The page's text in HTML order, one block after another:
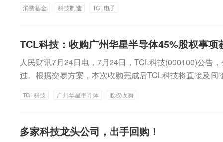
MPG多项目玻璃基板技术平台，围绕先进封装、面板级
更多非显示应用领域。产业化需跨三道关尽管产业热度升
离大规模商业化仍有较长路径。赵军认为，玻璃基封装
要跨越关键工艺、供应链成熟度及商业化验证三道关口。
出，TGV填铜、多膜层结构应力管控以及玻璃基板深加工
难点。“目前相关工艺路线仍在持续优化，需要找到最优
V玻璃原片仍以海外厂商为主，国内企业在高端玻璃材料
芯片之间的垂直互连和高速信号传输。中信证券认为，
向看，显示企业已由技术关注进入实质性布局阶段。赵
一个技术论证和前期开发的阶段，已组建专业团队，聚
客户开展技术交流、技术攻关及协同开发。“当前我们正
规划，TCL华星预计将在今年下半年展示玻璃基封装相
验线，目前已向部分国内客户送样，部分客户已通过概
同宽泛的投资界定，大幅增持科技制造属性的新式消费
磨底的左侧，优化消费基金持仓结构、保住产品存续或是
科技消费基金经理正在尽可能挖掘科技特色。南方消费
截至6月末，该基金的前三大重仓股已全部指向科技制造
风动力、宁德时代等，尽管这些公司并非热门的AI科技产
能按照合同口径增强科技制造，也凸显出消费类基金生
达消费行业、汇添富消费行业等产品，也均强化科技制
消费基金 科技制造 TCL电子
TCL科技：收购广州华星半导体45%股权事项
人民财讯7月24日电，7月24日，TCL科技(000100)公告
过。根据交易方案，本次收购完成后TCL科技将直接及
元，同比增长203.99%。
TCL科技 广州华星半导体 股权收购
多家科技龙头公司，出手回购！